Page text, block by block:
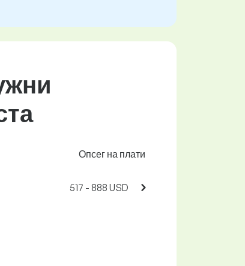
Опсег на плати
517 - 888 USD